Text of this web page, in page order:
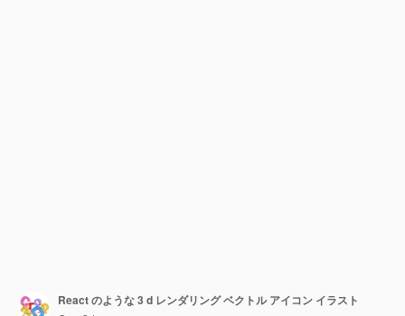
React のような 3 d レンダリング ベクトル アイコン イラスト